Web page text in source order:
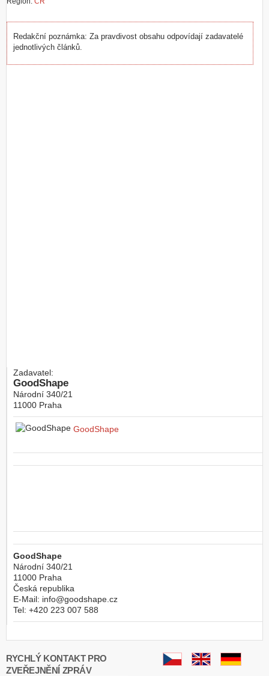
Redakční poznámka: Za pravdivost obsahu odpovídají zadavatelé
jednotlivých článků.
Zadavatel:
GoodShape
Národní 340/21
11000 Praha
GoodShape
GoodShape
Národní 340/21
11000 Praha
Česká republika
E-Mail: info@goodshape.cz
Tel: +420 223 007 588
RYCHLÝ KONTAKT PRO
ZVEŘEJNĚNÍ ZPRÁV